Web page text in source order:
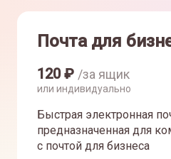
Почта для
120₽ /за ящик
или индивидуально
Быстрая электронная
предназначенная для
с почтой для бизнеса